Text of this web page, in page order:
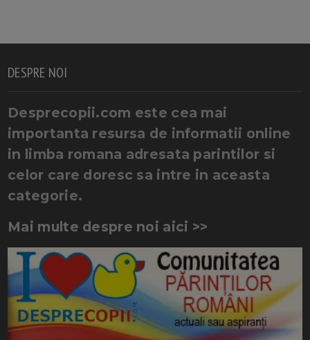
DESPRE NOI
Desprecopii.com este cea mai
importanta resursa de informatii online
in limba romana adresata parintilor si
celor care doresc sa intre in aceasta
categorie.
Mai multe despre noi aici >>